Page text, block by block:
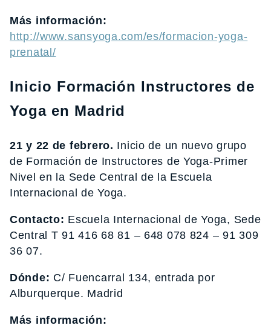
Más información:
http://www.sansyoga.com/es/formacion-yoga-
prenatal/
Inicio Formación Instructores de
Yoga en Madrid
21 y 22 de febrero. Inicio de un nuevo grupo
de Formación de Instructores de Yoga-Primer
Nivel en la Sede Central de la Escuela
Internacional de Yoga.
Contacto: Escuela Internacional de Yoga, Sede
Central T 91 416 68 81 – 648 078 824 – 91 309
36 07.
Dónde: C/ Fuencarral 134, entrada por
Alburquerque. Madrid
Más información: